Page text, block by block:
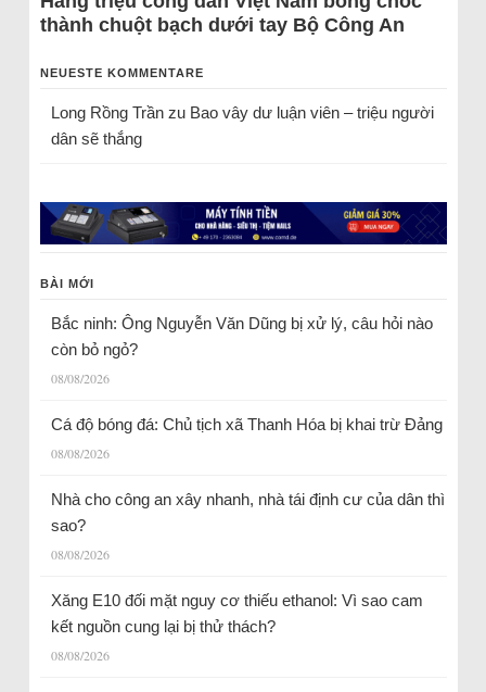
thành chuột bạch dưới tay Bộ Công An
NEUESTE KOMMENTARE
Long Rồng Trầnzu Bao vây dư luận viên – triệu người
dân sẽ thắng
BÀI MỚI
Bắc ninh: Ông Nguyễn Văn Dũng bị xử lý, câu hỏi nào
còn bỏ ngỏ?
08/08/2026
Cá độ bóng đá: Chủ tịch xã Thanh Hóa bị khai trừ Đảng
08/08/2026
Nhà cho công an xây nhanh, nhà tái định cư của dân thì
sao?
08/08/2026
Xăng E10 đối mặt nguy cơ thiếu ethanol: Vì sao cam
kết nguồn cung lại bị thử thách?
08/08/2026